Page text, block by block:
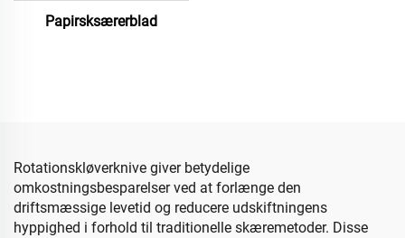
Papirsksærerblad
Rotationskløverknive giver betydelige
omkostningsbesparelser ved at forlænge den
driftsmæssige levetid og reducere udskiftningens
hyppighed i forhold til traditionelle skæremetoder. Disse